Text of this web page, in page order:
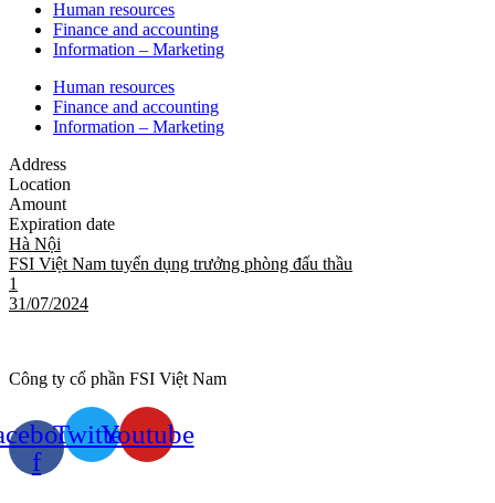
Human resources
Finance and accounting
Information – Marketing
Human resources
Finance and accounting
Information – Marketing
Address
Location
Amount
Expiration date
Hà Nội
FSI Việt Nam tuyển dụng trưởng phòng đấu thầu
1
31/07/2024
Công ty cổ phần FSI Việt Nam
f
TwitterYoutube